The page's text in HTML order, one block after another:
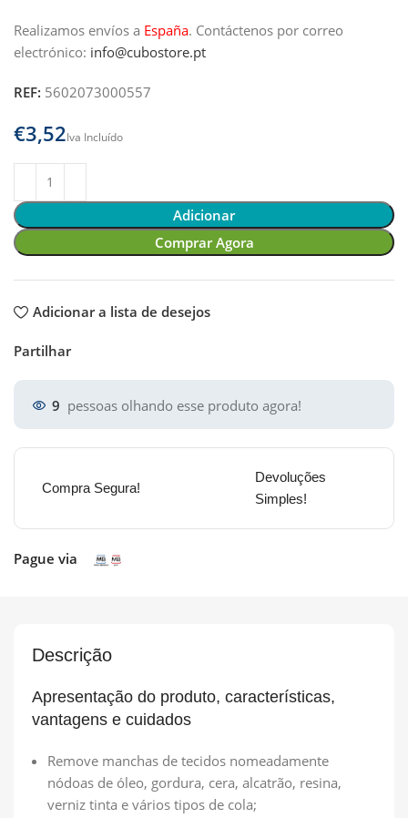
Realizamos envíos a España. Contáctenos por correo
electrónico: info@cubostore.pt
REF: 5602073000557
€
Adicionar
Comprar Agora
Adicionar a lista de desejos
Partilhar
9 pessoas olhando esse produto agora!
Compra Segura!
Devoluções
Simples!
Pague via
Descrição
Apresentação do produto, características,
vantagens e cuidados
Remove manchas de tecidos nomeadamente
nódoas de óleo, gordura, cera, alcatrão, resina,
verniz tinta e vários tipos de cola;